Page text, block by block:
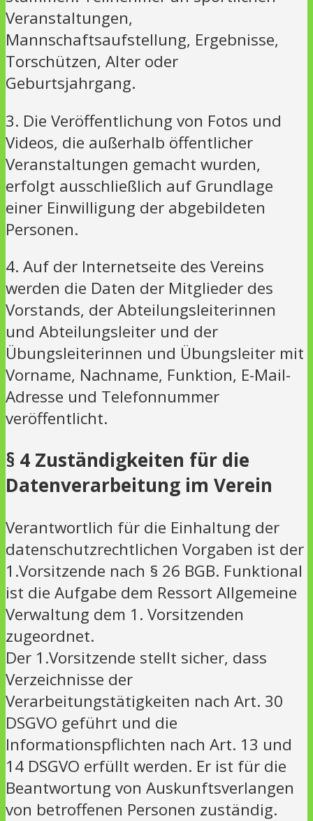
Veranstaltungen,
Mannschaftsaufstellung, Ergebnisse,
Torschützen, Alter oder
Geburtsjahrgang.
3. Die Veröffentlichung von Fotos und
Videos, die außerhalb öffentlicher
Veranstaltungen gemacht wurden,
erfolgt ausschließlich auf Grundlage
einer Einwilligung der abgebildeten
Personen.
4. Auf der Internetseite des Vereins
werden die Daten der Mitglieder des
Vorstands, der Abteilungsleiterinnen
und Abteilungsleiter und der
Übungsleiterinnen und Übungsleiter mit
Vorname, Nachname, Funktion, E-Mail-
Adresse und Telefonnummer
veröffentlicht.
§ 4 Zuständigkeiten für die
Datenverarbeitung im Verein
Verantwortlich für die Einhaltung der
datenschutzrechtlichen Vorgaben ist der
1.Vorsitzende nach § 26 BGB. Funktional
ist die Aufgabe dem Ressort Allgemeine
Verwaltung dem 1. Vorsitzenden
zugeordnet.
Der 1.Vorsitzende stellt sicher, dass
Verzeichnisse der
Verarbeitungstätigkeiten nach Art. 30
DSGVO geführt und die
Informationspflichten nach Art. 13 und
14 DSGVO erfüllt werden. Er ist für die
Beantwortung von Auskunftsverlangen
von betroffenen Personen zuständig.